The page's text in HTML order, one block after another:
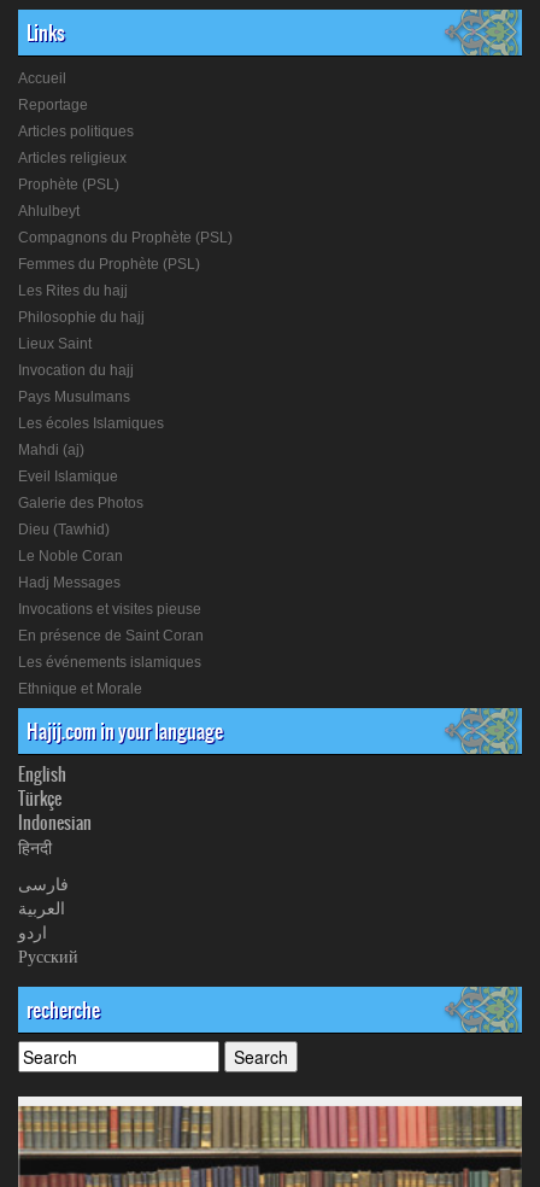
Links
Accueil
Reportage
Articles politiques
Articles religieux
Prophète (PSL)
Ahlulbeyt
Compagnons du Prophète (PSL)
Femmes du Prophète (PSL)
Les Rites du hajj
Philosophie du hajj
Lieux Saint
Invocation du hajj
Pays Musulmans
Les écoles Islamiques
Mahdi (aj)
Eveil Islamique
Galerie des Photos
Dieu (Tawhid)
Le Noble Coran
Hadj Messages
Invocations et visites pieuse
En présence de Saint Coran
Les événements islamiques
Ethnique et Morale
Hajij.com in your language
English
Türkçe
Indonesian
हिनदी
فارسی
العربیة
اردو
Русский
recherche